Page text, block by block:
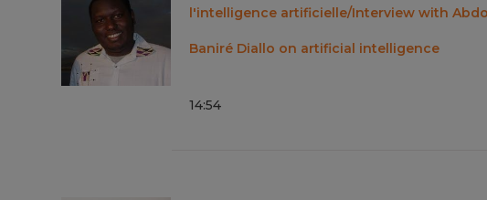
l'intelligence artificielle/Interview with
Baniré Diallo on artificial intelligence
14:54